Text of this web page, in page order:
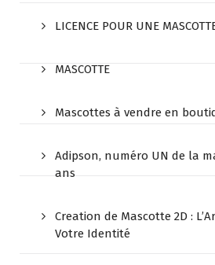
LICENCE POUR UNE
MASCOTTE
Mascottes à vendre en
Adipson, numéro UN de la
ans
Creation de Mascotte 2D :
Votre Identité